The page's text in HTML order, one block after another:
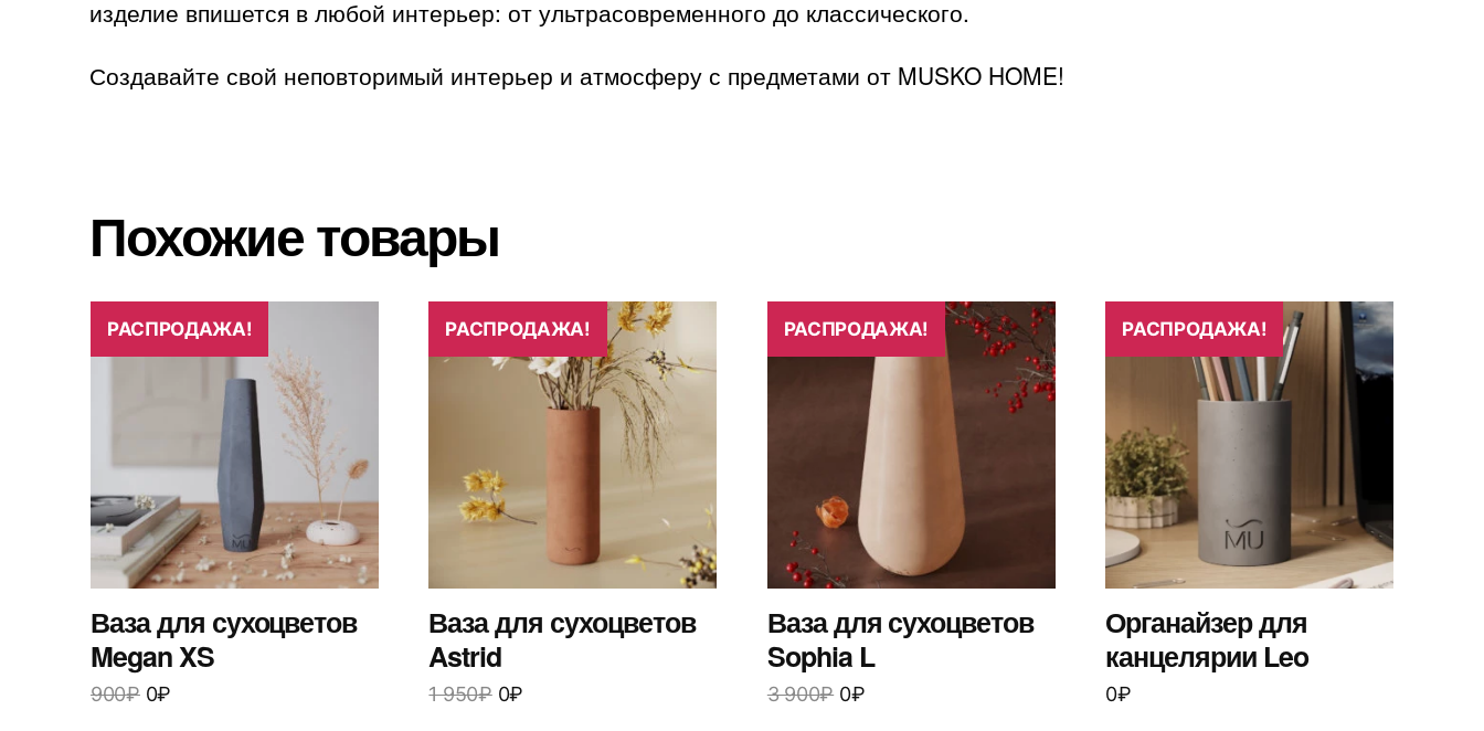
изделие впишется в любой интерьер: от ультрасовременного до классического.
Создавайте свой неповторимый интерьер и атмосферу с предметами от MUSKO HOME!
Похожие товары
РАСПРОДАЖА!
Ваза для сухоцветов
Megan XS
900₽ 0₽
РАСПРОДАЖА!
Ваза для сухоцветов
Astrid
1 950₽ 0₽
РАСПРОДАЖА!
Ваза для сухоцветов
Sophia L
3 900₽ 0₽
РАСПРОДАЖА!
Органайзер для
канцелярии Leo
0₽